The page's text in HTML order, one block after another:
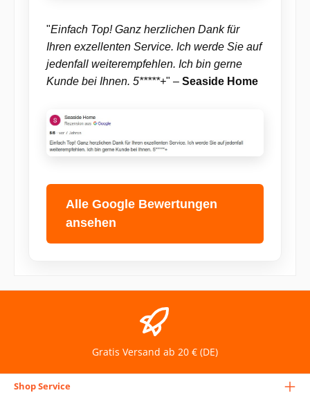
"Einfach Top! Ganz herzlichen Dank für
Ihren exzellenten Service. Ich werde Sie auf
jedenfall weiterempfehlen. Ich bin gerne
Kunde bei Ihnen. 5*****+" – Seaside Home
Alle Google Bewertungen
ansehen
Gratis Versand ab 20 € (DE)
Shop Service